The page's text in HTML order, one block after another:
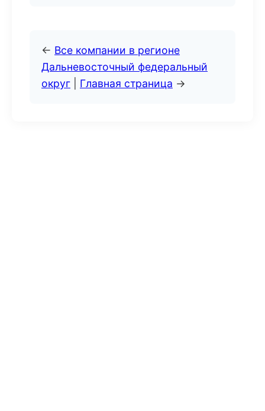
← Все компании в регионе
Дальневосточный федеральный
округ
Главная страница →